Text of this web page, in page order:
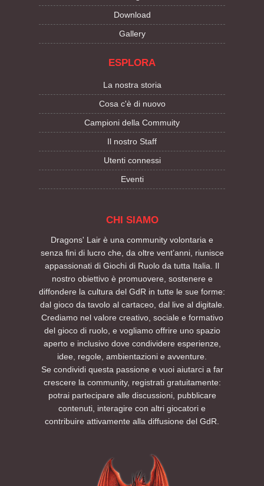
Download
Gallery
ESPLORA
La nostra storia
Cosa c'è di nuovo
Campioni della Commuity
Il nostro Staff
Utenti connessi
Eventi
CHI SIAMO
Dragons' Lair è una community volontaria e
senza fini di lucro che, da oltre vent’anni, riunisce
appassionati di Giochi di Ruolo da tutta Italia. Il
nostro obiettivo è promuovere, sostenere e
diffondere la cultura del GdR in tutte le sue forme:
dal gioco da tavolo al cartaceo, dal live al digitale.
Crediamo nel valore creativo, sociale e formativo
del gioco di ruolo, e vogliamo offrire uno spazio
aperto e inclusivo dove condividere esperienze,
idee, regole, ambientazioni e avventure.
Se condividi questa passione e vuoi aiutarci a far
crescere la community, registrati gratuitamente:
potrai partecipare alle discussioni, pubblicare
contenuti, interagire con altri giocatori e
contribuire attivamente alla diffusione del GdR.